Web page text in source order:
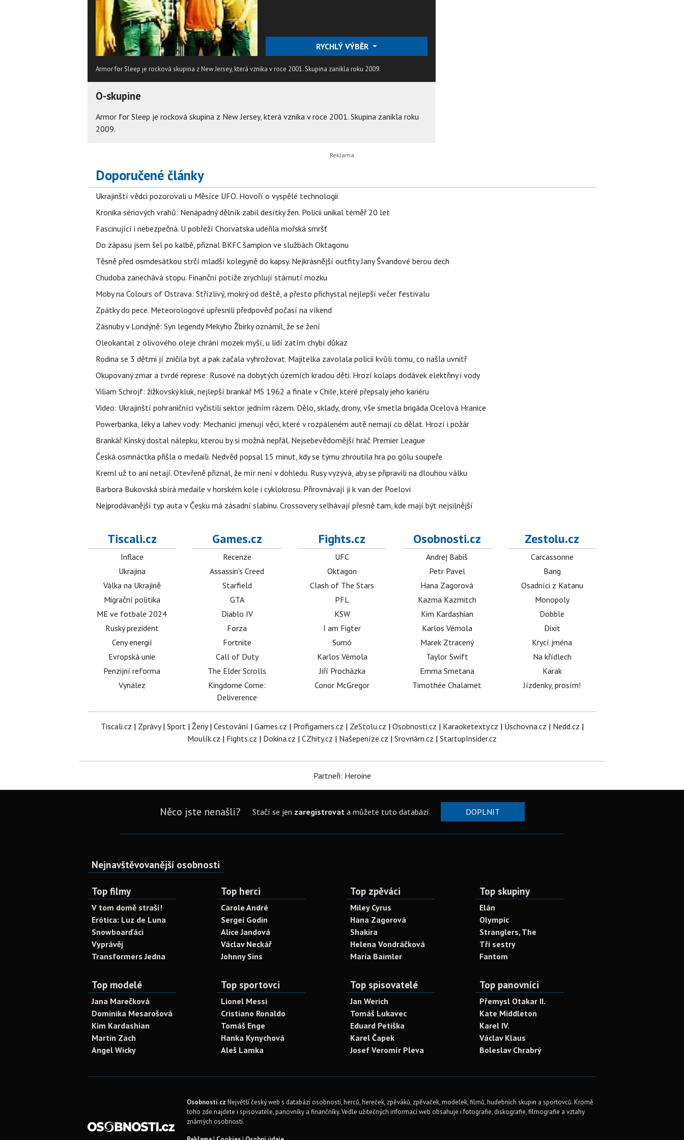
RYCHLÝ VÝBĚR
Armor for Sleep je rocková skupina z New Jersey, která vznika v roce 2001. Skupina zanikla roku 2009.
O-skupine
Armor for Sleep je rocková skupina z New Jersey, která vznika v roce 2001. Skupina zanikla roku
2009.
Doporučené články
Ukrajinští vědci pozorovali u Měsíce UFO. Hovoří o vyspělé technologii
Kronika sériových vrahů: Nenápadný dělník zabil desítky žen. Policii unikal téměř 20 let
Fascinující i nebezpečná. U pobřeží Chorvatska udeřila mořská smršť
Do zápasu jsem šel po kalbě, přiznal BKFC šampion ve službách Oktagonu
Těsně před osmdesátkou strčí mladší kolegyně do kapsy. Nejkrásnější outfity Jany Švandové berou dech
Chudoba zanechává stopu. Finanční potíže zrychlují stárnutí mozku
Moby na Colours of Ostrava: Střízlivý, mokrý od deště, a přesto přichystal nejlepší večer festivalu
Zpátky do pece. Meteorologové upřesnili předpověď počasí na víkend
Zásnuby v Londýně: Syn legendy Mekyho Žbirky oznámil, že se žení
Oleokantal z olivového oleje chrání mozek myší, u lidí zatím chybí důkaz
Rodina se 3 dětmi jí zničila byt a pak začala vyhrožovat. Majitelka zavolala policii kvůli tomu, co našla uvnitř
Okupovaný zmar a tvrdé represe: Rusové na dobytých územích kradou děti. Hrozí kolaps dodávek elektřiny i vody
Viliam Schrojf: žižkovský kluk, nejlepší brankář MS 1962 a finále v Chile, které přepsaly jeho kariéru
Video: Ukrajinští pohraničníci vyčistili sektor jedním rázem. Dělo, sklady, drony, vše smetla brigáda Ocelová Hranice
Powerbanka, léky a lahev vody: Mechanici jmenují věci, které v rozpáleném autě nemají co dělat. Hrozí i požár
Brankář Kinský dostal nálepku, kterou by si možná nepřál. Nejsebevědomější hráč Premier League
Česká osmnáctka přišla o medaili. Nedvěd popsal 15 minut, kdy se týmu zhroutila hra po gólu soupeře
Kreml už to ani netají. Otevřeně přiznal, že mír není v dohledu. Rusy vyzývá, aby se připravili na dlouhou válku
Barbora Bukovská sbírá medaile v horském kole i cyklokrosu. Přirovnávají ji k van der Poelovi
Nejprodávanější typ auta v Česku má zásadní slabinu. Crossovery selhávají přesně tam, kde mají být nejsilnější
Tiscali.cz
Inflace
Ukrajina
Válka na Ukrajině
Migrační politika
ME ve fotbale 2024
Ruský prezident
Ceny energií
Evropská unie
Penzijní reforma
Vynález
Games.cz
Recenze
Assassin's Creed
Starfield
GTA
Diablo IV
Forza
Fortnite
Call of Duty
The Elder Scrolls
Kingdome Come:
Deliverence
Fights.cz
UFC
Oktagon
Clash of The Stars
PFL
KSW
I am Figter
Sumó
Karlos Vémola
Jiří Procházka
Conor McGregor
Osobnosti.cz
Andrej Babiš
Petr Pavel
Hana Zagorová
Kazma Kazmitch
Kim Kardashian
Karlos Vémola
Marek Ztracený
Taylor Swift
Emma Smetana
Timothée Chalamet
Zestolu.cz
Carcassonne
Bang
Osadníci z Katanu
Monopoly
Dobble
Dixit
Krycí jména
Na křídlech
Karak
Jízdenky, prosím!
Tiscali.cz | Zprávy| Sport| Ženy| Cestování | Games.cz | Profigamers.cz | ZeStolu.cz | Osobnosti.cz | Karaoketexty.cz | Úschovna.cz | Nedd.cz |
Moulík.cz | Fights.cz | Dokina.cz | CZhity.cz | Našepeníze.cz | Srovnám.cz | StartupInsider.cz
Partneři: Heroine
Něco jste nenašli? Stačí se jen zaregistrovata můžete tuto databázi DOPLNIT
Nejnavštěvovanější osobnosti
Top filmy
V tom domě straší!
Erótica: Luz de Luna
Snowboarďáci
Vyprávěj
Transformers Jedna
Top herci
Carole André
Sergei Godin
Alice Jandová
Václav Neckář
Johnny Sins
Top zpěváci
Miley Cyrus
Hana Zagorová
Shakira
Helena Vondráčková
Maria Baimler
Top skupiny
Elán
Olympic
Stranglers, The
Tři sestry
Fantom
Top modelé
Jana Marečková
Dominika Mesarošová
Kim Kardashian
Martin Zach
Angel Wicky
Top sportovci
Lionel Messi
Cristiano Ronaldo
Tomáš Enge
Hanka Kynychová
Aleš Lamka
Top spisovatelé
Jan Werich
Tomáš Lukavec
Eduard Petiška
Karel Čapek
Josef Veromír Pleva
Top panovníci
Přemysl Otakar II.
Kate Middleton
Karel IV.
Václav Klaus
Boleslav Chrabrý
Osobnosti.cz Největší český web s databází osobností, herců, hereček, zpěváků, zpěvaček, modelek, filmů, hudebních skupin a sportovců. Kromě
toho zde najdete i spisovatele, panovníky a finančníky. Vedle užitečných informací web obsahuje i fotografie, diskografie, filmografie a vztahy
známých osobností.